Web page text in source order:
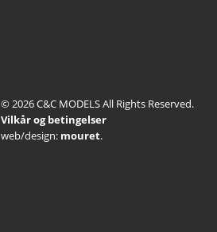
© 2026 C&C MODELS All Rights Reserved.
Vilkår og betingelser
web/design: mouret.